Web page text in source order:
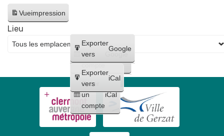
Vueimpression
Créer
un
compte
Google
Créer
un
compte
iCal
Exporter
vers
Google
Exporter
vers
iCal
Lieu